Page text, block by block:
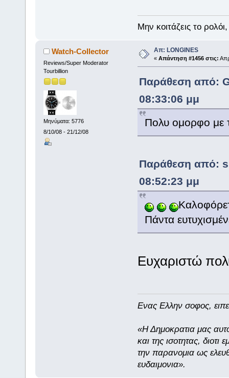
Μην κοιτάζεις το
Watch-Collector
Reviews/Super Moderator
Tourbillion
Μηνύματα: 5776
8/10/08 - 21/12/08
Απ: LONGINES
« Απάντηση #1456 στις:
Παράθεση από:
08:33:06 μμ
Πολυ ομορφο με
Παράθεση από:
08:52:23 μμ
Πάντα
Ευχαριστώ
Eνας Ελλην σοφος,
«Η Δημοκρατια μας
και της ισοτητας,
την παρανομια ως
ευδαιμονια».